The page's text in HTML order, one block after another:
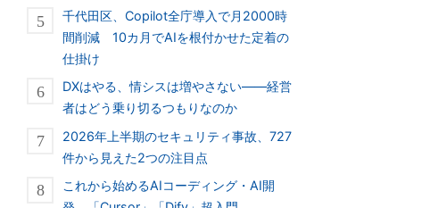
千代田区、Copilot全庁導入で月2000時
間削減 10カ月でAIを根付かせた定着の
仕掛け
DXはやる、情シスは増やさない――経営
者はどう乗り切るつもりなのか
2026年上半期のセキュリティ事故、727
件から見えた2つの注目点
これから始めるAIコーディング・AI開